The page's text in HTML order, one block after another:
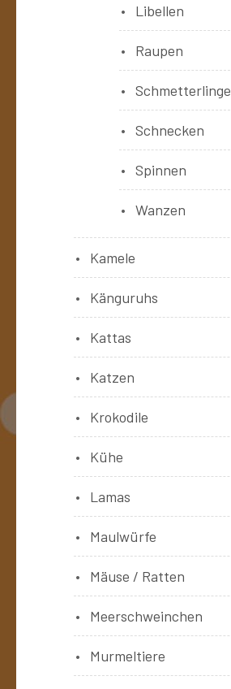
Libellen
Raupen
Schmetterlinge
Schnecken
Spinnen
Wanzen
Kamele
Känguruhs
Kattas
Katzen
Krokodile
Kühe
Lamas
Maulwürfe
Mäuse / Ratten
Meerschweinchen
Murmeltiere